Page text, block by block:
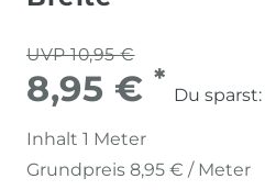
UVP 10,95 €
8,95 € *
Du sparst:
Inhalt 1 Meter
Grundpreis 8,95 € / Meter